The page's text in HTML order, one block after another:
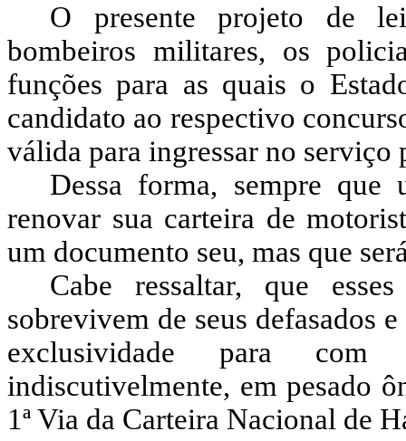
O presente projeto de
bombeiros militares, os
funções para as quais o
candidato ao respectivo
válida para ingressar no serviço
Dessa forma, sempre
renovar sua carteira de
um documento seu, mas que
Cabe ressaltar, que
sobrevivem de seus defasados
exclusividade para
indiscutivelmente, em pesado
1ª Via da Carteira Nacional de